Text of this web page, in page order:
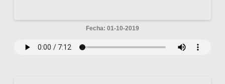
Fecha: 01-10-2019